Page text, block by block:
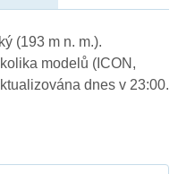
(193 m n. m.).
modelů (ICON,
dnes v 23:00.